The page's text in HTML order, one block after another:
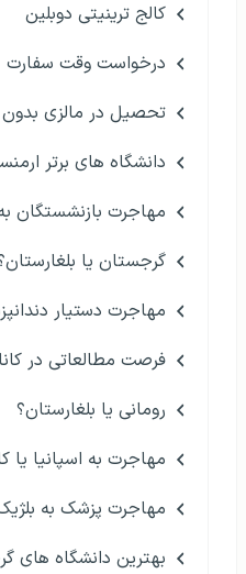
کالج ترینیتی دوبلین
درخواست وقت سفارت
تحصیل در مالزی
دانشگاه های برتر
مهاجرت بازنشستگان
گرجستان یا
مهاجرت دستیار
فرصت مطالعاتی در
رومانی یا بلغارستان؟
مهاجرت به اسپانیا یا
مهاجرت پزشک به
بهترین دانشگاه های